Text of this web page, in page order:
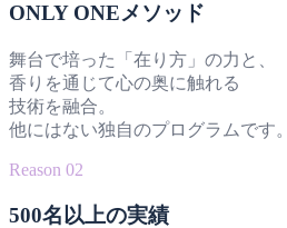
ONLY ONEメソッド
舞台で培った「在り方」の力と、
香りを通じて心の奥に触れる
技術を融合。
他にはない独自のプログラムです。
Reason 02
500名以上の実績